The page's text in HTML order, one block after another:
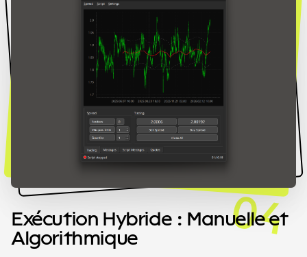
04
Exécution Hybride : Manuelle et
Algorithmique